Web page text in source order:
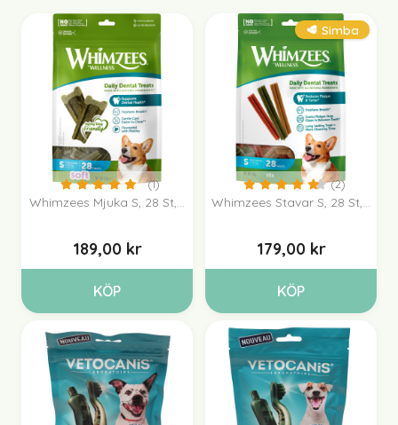
Whimzees Mjuka S, 28 St,...
189,00 kr
KÖP
(1)
🥩 Simba
Whimzees Stavar S, 28 St,...
179,00 kr
KÖP
(2)